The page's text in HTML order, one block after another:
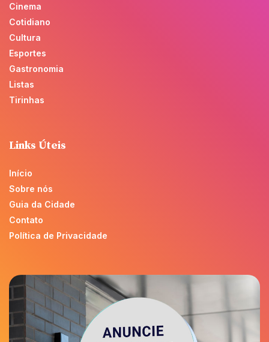
Cinema
Cotidiano
Cultura
Esportes
Gastronomia
Listas
Tirinhas
Links Úteis
Início
Sobre nós
Guia da Cidade
Contato
Política de Privacidade